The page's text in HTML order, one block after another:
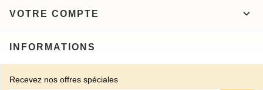
VOTRE COMPTE 
INFORMATIONS
Recevez nos offres spéciales